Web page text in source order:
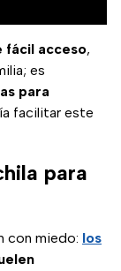
fácil acceso,
es
para
facilitar este
para
con miedo: los